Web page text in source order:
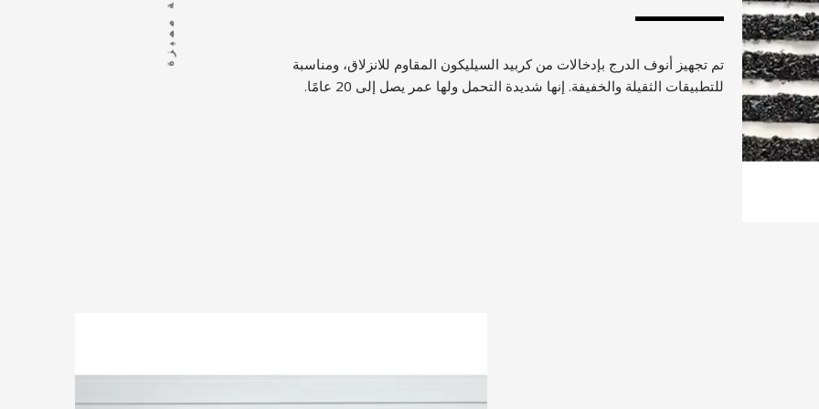
تم تجهيز أنوف الدرج بإدخالات من كربيد السيليكون المقاوم للانزلاق، ومناسبة
للتطبيقات الثقيلة والخفيفة. إنها شديدة التحمل ولها عمر يصل إلى 20 عامًا.
صفة مميزة